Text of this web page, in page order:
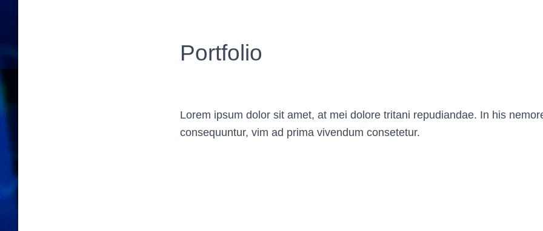
Portfolio
Lorem ipsum dolor sit amet, at mei dolore tritani repudiandae. In his
consequuntur, vim ad prima vivendum consetetur.